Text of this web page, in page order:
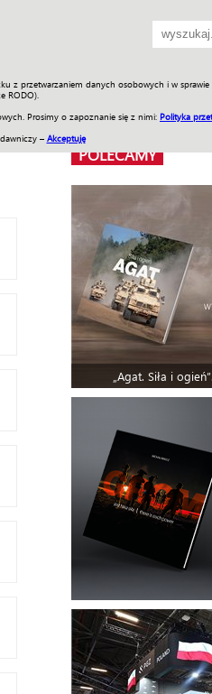
z przetwarzaniem danych osobowych i w
RODO).
Prosimy o zapoznanie się z nimi: Polityka
– Akceptuję
ENGLISH SKLEP Jednodniówki
POLECAMY
„Agat. Siła i